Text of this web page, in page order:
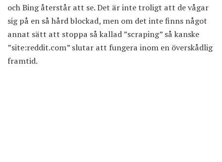
och Bing återstår att se. Det är inte troligt att de vågar
sig på en så hård blockad, men om det inte finns något
annat sätt att stoppa så kallad ”scraping” så kanske
”site:reddit.com” slutar att fungera inom en överskådlig
framtid.